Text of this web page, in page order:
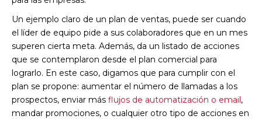
Un ejemplo claro de un plan de ventas, puede ser cuando
el líder de equipo pide a sus colaboradores que en un mes
superen cierta meta. Además, da un listado de acciones
que se contemplaron desde el plan comercial para
lograrlo. En este caso, digamos que para cumplir con el
plan se propone: aumentar el número de llamadas a los
prospectos, enviar más flujos de automatización o email,
mandar promociones, o cualquier otro tipo de acciones en